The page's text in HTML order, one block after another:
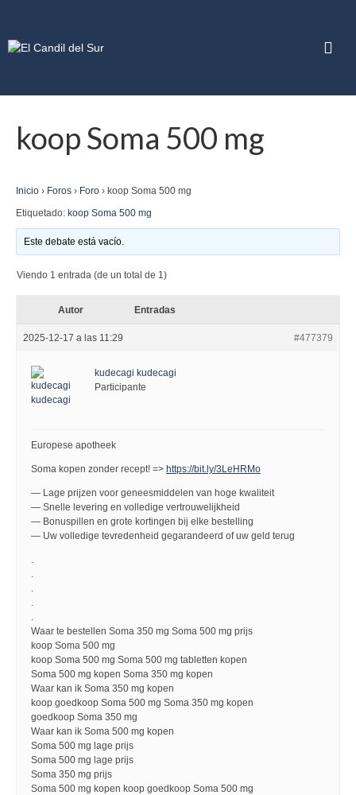
koop Soma 500 mg
Inicio › Foros › Foro › koop Soma 500 mg
Etiquetado: koop Soma 500 mg
Este debate está vacío.
Viendo 1 entrada (de un total de 1)
Autor Entradas
2025-12-17 a las 11:29 #477379
kudecagi kudecagi
Participante
Europese apotheek
Soma kopen zonder recept! => https://bit.ly/3LeHRMo
— Lage prijzen voor geneesmiddelen van hoge kwaliteit
— Snelle levering en volledige vertrouwelijkheid
— Bonuspillen en grote kortingen bij elke bestelling
— Uw volledige tevredenheid gegarandeerd of uw geld terug
.
.
.
.
.
Waar te bestellen Soma 350 mg Soma 500 mg prijs
koop Soma 500 mg
koop Soma 500 mg Soma 500 mg tabletten kopen
Soma 500 mg kopen Soma 350 mg kopen
Waar kan ik Soma 350 mg kopen
koop goedkoop Soma 500 mg Soma 350 mg kopen
goedkoop Soma 350 mg
Waar kan ik Soma 500 mg kopen
Soma 500 mg lage prijs
Soma 500 mg lage prijs
Soma 350 mg prijs
Soma 500 mg kopen koop goedkoop Soma 500 mg